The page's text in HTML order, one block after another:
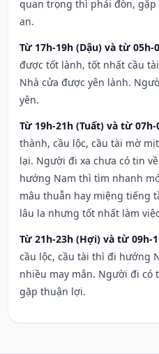
quan trọng thì phải đòn,
an.
Từ 17h-19h (Dậu) và từ 05h-
được tốt lành, tốt nhất cầu
Nhà cửa được yên lành.
yên.
Từ 19h-21h (Tuất) và từ 07h-
thành, cầu lộc, cầu tài mờ
lại. Người đi xa chưa có tin
hướng Nam thì tìm nhanh
mâu thuẫn hay miệng tiếng
lâu la nhưng tốt nhất làm
Từ 21h-23h (Hợi) và từ 09h-
cầu lộc, cầu tài thì đi hướng
nhiều may mắn. Người đi có
gặp thuận lợi.